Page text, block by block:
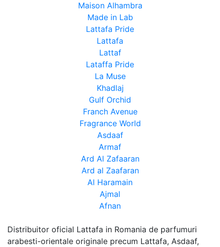
Maison Alhambra
Made in Lab
Lattafa Pride
Lattafa
Lattaf
Lataffa Pride
La Muse
Khadlaj
Gulf Orchid
Franch Avenue
Fragrance World
Asdaaf
Armaf
Ard Al Zafaaran
Ard al Zaafaran
Al Haramain
Ajmal
Afnan
Distribuitor oficial Lattafa in Romania de parfumuri
arabesti-orientale originale precum Lattafa, Asdaaf,